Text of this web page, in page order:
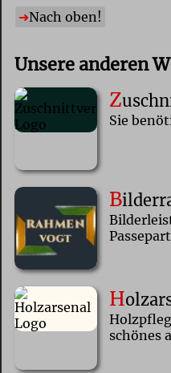
Nach oben!
Unsere anderen
Z
Sie
B
H
schönes